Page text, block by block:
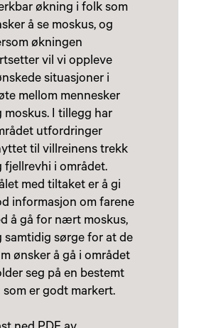
økning i folk som
å se moskus, og
økningen
vil vi oppleve
situasjoner i
mellom mennesker
moskus. I tillegg har
utfordringer
til villreinens trekk
fjellrevhi i området.
med tiltaket er å gi
informasjon om farene
å gå for nært moskus,
samtidig sørge for at de
ønsker å gå i området
seg på en bestemt
som er godt markert.